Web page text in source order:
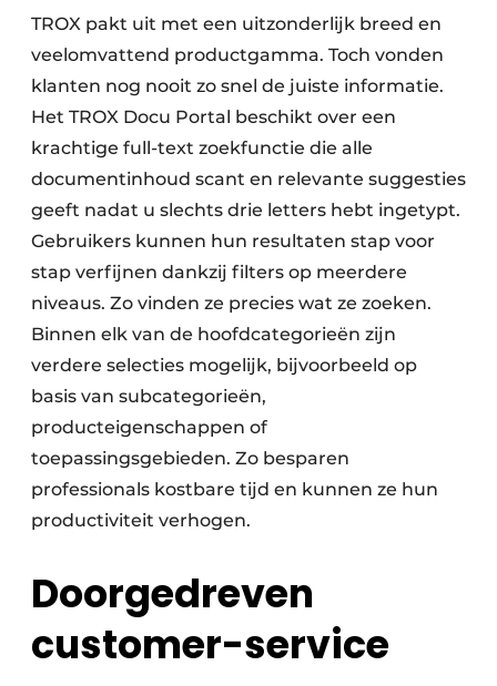
TROX pakt uit met een uitzonderlijk breed en
veelomvattend productgamma. Toch vonden
klanten nog nooit zo snel de juiste informatie.
Het TROX Docu Portal beschikt over een
krachtige full-text zoekfunctie die alle
documentinhoud scant en relevante suggesties
geeft nadat u slechts drie letters hebt ingetypt.
Gebruikers kunnen hun resultaten stap voor
stap verfijnen dankzij filters op meerdere
niveaus. Zo vinden ze precies wat ze zoeken.
Binnen elk van de hoofdcategorieën zijn
verdere selecties mogelijk, bijvoorbeeld op
basis van subcategorieën,
producteigenschappen of
toepassingsgebieden. Zo besparen
professionals kostbare tijd en kunnen ze hun
productiviteit verhogen.
Doorgedreven
customer-service